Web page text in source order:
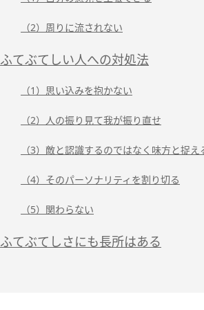
（2）周りに流されない
ふてぶてしい人への対処法
（1）思い込みを抱かない
（2）人の振り見て我が振り直せ
（3）敵と認識するのではなく味方と捉え
（4）そのパーソナリティを割り切る
（5）関わらない
ふてぶてしさにも長所はある